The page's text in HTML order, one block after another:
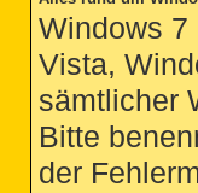
Windows 7
Vista,
sämtlicher
Bitte
der